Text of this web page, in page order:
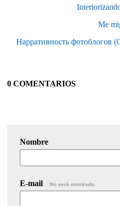
Me
Hарративность фотоблогов
0 COMENTARIOS
Nombre
E-mail No será mostrado.